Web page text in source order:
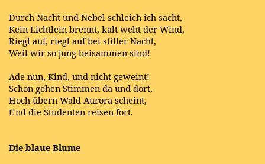
Durch Nacht und Nebel schleich ich sacht,
Kein Lichtlein brennt, kalt weht der Wind,
Riegl auf, riegl auf bei stiller Nacht,
Weil wir so jung beisammen sind!
Ade nun, Kind, und nicht geweint!
Schon gehen Stimmen da und dort,
Hoch übern Wald Aurora scheint,
Und die Studenten reisen fort.
Die blaue Blume